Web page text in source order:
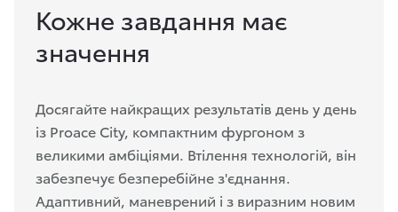
Кожне завдання має
значення
Досягайте найкращих результатів день у день
із Proace City, компактним фургоном з
великими амбіціями. Втілення технологій, він
забезпечує безперебійне з'єднання.
Адаптивний, маневрений і з виразним новим